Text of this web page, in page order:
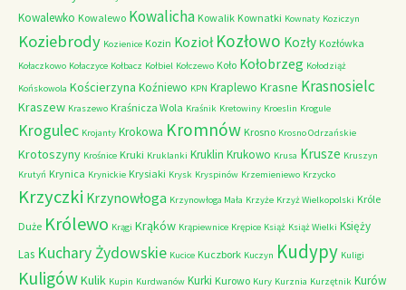
Kowalewko Kowalewo Kowalicha Kowalik Kownatki Kownaty Koziczyn
Koziebrody Kozienice Kozin Kozioł Kozłowo Kozły Kozłówka
Kołaczkowo Kołaczyce Kołbacz Kołbiel Kołczewo Koło Kołobrzeg Kołodziąż
Końskowola Kościerzyna Koźniewo KPN Kraplewo Krasne Krasnosielc
Kraszew Kraszewo Kraśnicza Wola Kraśnik Kretowiny Kroeslin Krogule
Krogulec Krojanty Krokowa Kromnów Krosno Krosno Odrzańskie
Krotoszyny Krośnice Kruki Kruklanki Kruklin Krukowo Krusa Krusze Kruszyn
Krutyń Krynica Krynickie Krysiaki Krysk Kryspinów Krzemieniewo Krzycko
Krzyczki Krzynowłoga Krzynowłoga Mała Krzyże Krzyż Wielkopolski Króle
Duże Królewo Krągi Krąków Krąpiewnice Krępice Książ Książ Wielki Księży
Las Kuchary Żydowskie Kucice Kuczbork Kuczyn Kudypy Kuligi
KuligówKulik Kupin Kurdwanów Kurki Kurowo Kury Kurznia Kurzętnik Kurów